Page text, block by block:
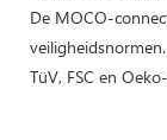
De MOCO-
TüV, FSC en